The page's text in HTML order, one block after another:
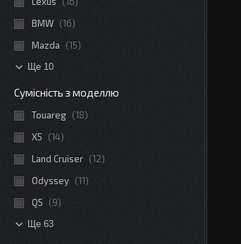
BMW
16
Mazda
15
Ще 10
Сумісність з моделлю
Touareg
18
X5
14
Land Cruiser
12
Odyssey
11
Q5
9
Ще 63